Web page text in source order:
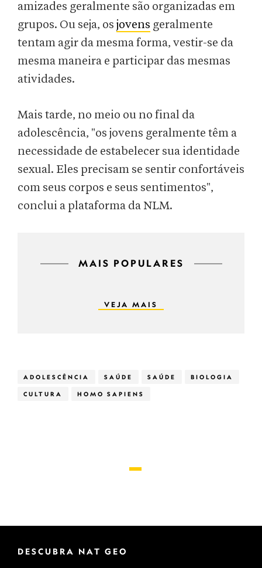
amizades geralmente são organizadas em
grupos. Ou seja, os jovens geralmente
tentam agir da mesma forma, vestir-se da
mesma maneira e participar das mesmas
atividades.
Mais tarde, no meio ou no final da
adolescência, "os jovens geralmente têm a
necessidade de estabelecer sua identidade
sexual. Eles precisam se sentir confortáveis
com seus corpos e seus sentimentos",
conclui a plataforma da NLM.
MAIS POPULARES
VEJA MAIS
ADOLESCÊNCIA SAÚDE SAÚDE BIOLOGIA
CULTURA HOMO SAPIENS
DESCUBRA NAT GEO